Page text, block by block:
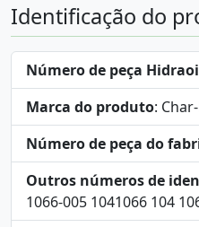
Identificação do
Número de peça
Marca do produto:
Número de peça do
Outros números de
1066-005 1041066 104